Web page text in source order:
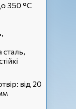
350 °C
від 20